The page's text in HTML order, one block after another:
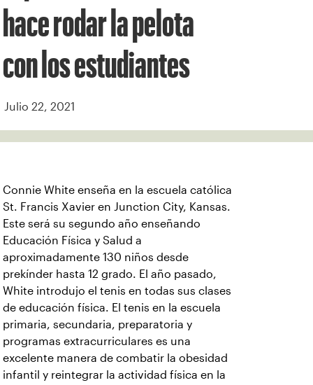
hace rodar la pelota
con los estudiantes
Julio 22, 2021
Connie White enseña en la escuela católica
St. Francis Xavier en Junction City, Kansas.
Este será su segundo año enseñando
Educación Física y Salud a
aproximadamente 130 niños desde
prekínder hasta 12 grado. El año pasado,
White introdujo el tenis en todas sus clases
de educación física. El tenis en la escuela
primaria, secundaria, preparatoria y
programas extracurriculares es una
excelente manera de combatir la obesidad
infantil y reintegrar la actividad física en la